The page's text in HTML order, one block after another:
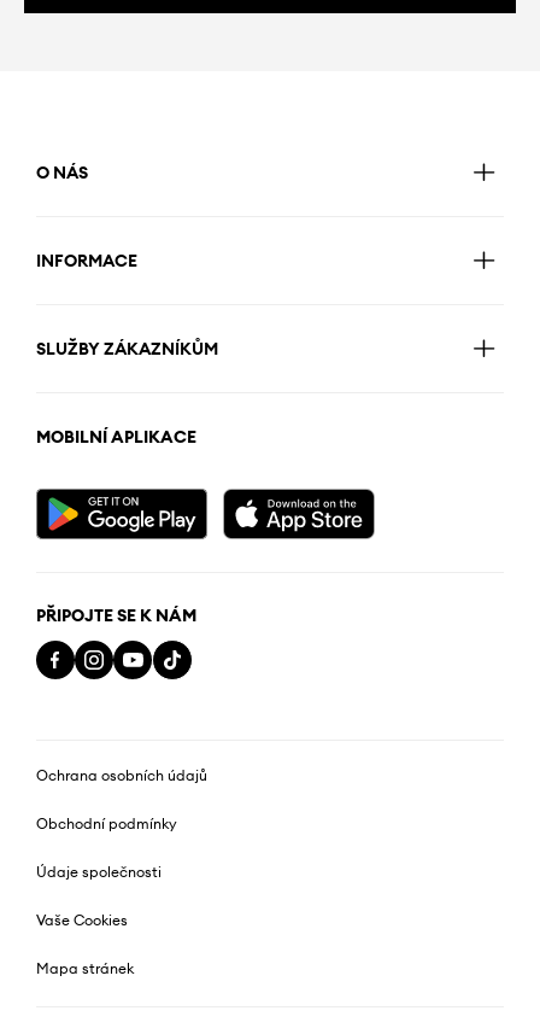
O NÁS
INFORMACE
SLUŽBY ZÁKAZNÍKŮM
MOBILNÍ APLIKACE
PŘIPOJTE SE K NÁM
Ochrana osobních údajů
Obchodní podmínky
Údaje společnosti
Vaše Cookies
Mapa stránek